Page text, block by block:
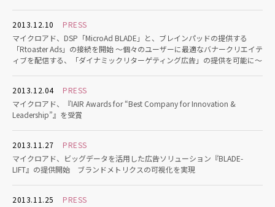
2013.12.10
PRESS
マイクロアド、DSP「MicroAd BLADE」と、ブレインパッドの提供する
「Rtoaster Ads」の接続を開始 ～個々のユーザーに最適なバナークリエイテ
ィブを配信する、「ダイナミックリターゲティング広告」の提供を可能に～
2013.12.04
PRESS
マイクロアド、『IAIR Awards for “Best Company for Innovation &
Leadership”』を受賞
2013.11.27
PRESS
マイクロアド、ビッグデータを活用した広告ソリューション『BLADE-
LIFT』の提供開始 ブランドメトリクスの可視化を実現
2013.11.25
PRESS